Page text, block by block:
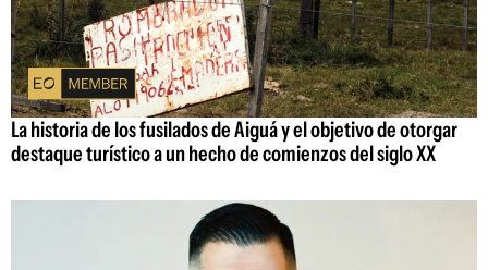
La historia de los fusilados de Aiguá y el objetivo de otorgar
destaque turístico a un hecho de comienzos del siglo XX